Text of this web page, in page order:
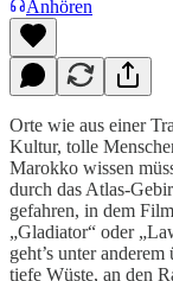
Anhören
Orte wie aus einer
Kultur, tolle
Marokko wissen
durch das Atlas-
gefahren, in dem
„Gladiator“ oder
geht’s unter
tiefe Wüste, an den